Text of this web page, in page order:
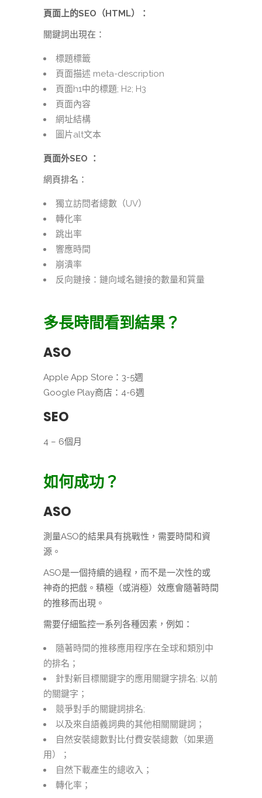
頁面上的SEO（HTML）：
關鍵詞出現在：
標題標籤
頁面描述 meta-description
頁面h1中的標題; H2; H3
頁面內容
網址結構
圖片alt文本
頁面外SEO ：
網頁排名：
獨立訪問者總數（UV）
轉化率
跳出率
響應時間
崩潰率
反向鏈接：鏈向域名鏈接的數量和質量
多長時間看到結果？
ASO
Apple App Store：3-5週
Google Play商店：4-6週
SEO
4 – 6個月
如何成功？
ASO
測量ASO的結果具有挑戰性，需要時間和資
源。
ASO是一個持續的過程，而不是一次性的或
神奇的把戲。積極（或消極）效應會隨著時間
的推移而出現。
需要仔細監控一系列各種因素，例如：
隨著時間的推移應用程序在全球和類別中
的排名；
針對新目標關鍵字的應用關鍵字排名; 以前
的關鍵字；
競爭對手的關鍵詞排名;
以及來自語義詞典的其他相關關鍵詞；
自然安裝總數對比付費安裝總數（如果適
用）；
自然下載產生的總收入；
轉化率；